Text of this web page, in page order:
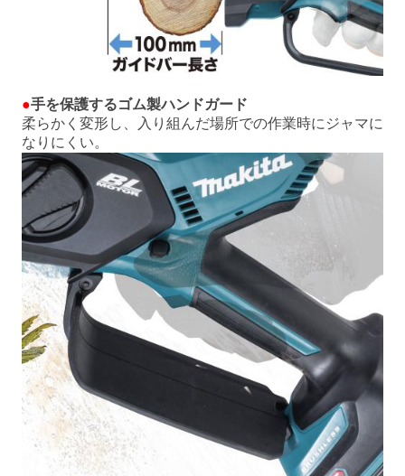
●手を保護するゴム製ハンドガード
柔らかく変形し、入り組んだ場所での作業時にジャマに
なりにくい。